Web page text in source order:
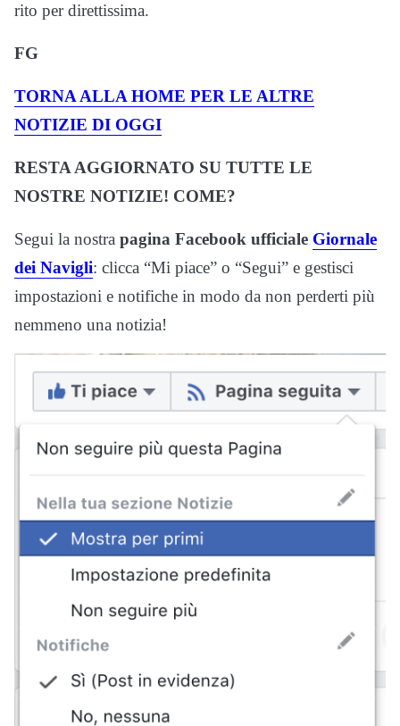
rito per direttissima.
FG
TORNA ALLA HOME PER LE ALTRE
NOTIZIE DI OGGI
RESTA AGGIORNATO SU TUTTE LE
NOSTRE NOTIZIE! COME?
Segui la nostra pagina Facebook ufficiale Giornale
dei Navigli: clicca “Mi piace” o “Segui” e gestisci
impostazioni e notifiche in modo da non perderti più
nemmeno una notizia!